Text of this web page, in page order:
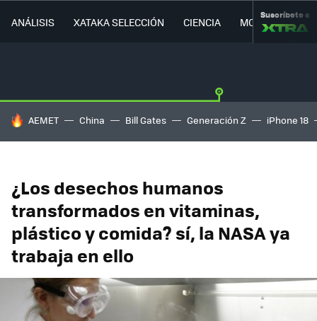
ANÁLISIS XATAKA SELECCIÓN CIENCIA MOVILIDAD
Suscríbete a
HOY SE HABLA DE
AEMET China Bill Gates Generación Z iPhone 18
¿Los desechos humanos
transformados en vitaminas,
plástico y comida? sí, la NASA ya
trabaja en ello